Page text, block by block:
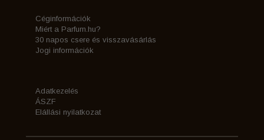
Céginformációk
Miért a Parfum.hu?
30 napos csere és visszavásárlás
Jogi információk
Adatkezelés
ÁSZF
Elállási nyilatkozat